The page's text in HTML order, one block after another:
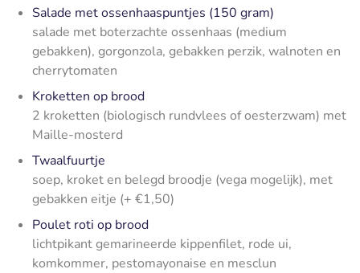
Salade met ossenhaaspuntjes (150 gram)
salade met boterzachte ossenhaas (medium
gebakken), gorgonzola, gebakken perzik, walnoten en
cherrytomaten
Kroketten op brood
2 kroketten (biologisch rundvlees of oesterzwam) met
Maille-mosterd
Twaalfuurtje
soep, kroket en belegd broodje (vega mogelijk), met
gebakken eitje (+ €1,50)
Poulet roti op brood
lichtpikant gemarineerde kippenfilet, rode ui,
komkommer, pestomayonaise en mesclun